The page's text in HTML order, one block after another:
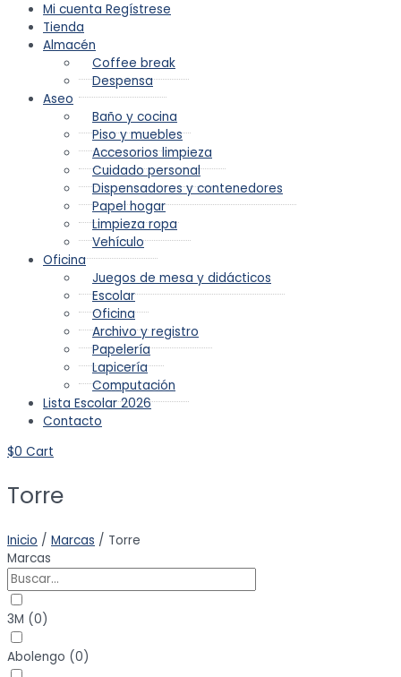
Mi cuenta Regístrese
Tienda
Almacén
Coffee break
Despensa
Aseo
Baño y cocina
Piso y muebles
Accesorios limpieza
Cuidado personal
Dispensadores y contenedores
Papel hogar
Limpieza ropa
Vehículo
Oficina
Juegos de mesa y didácticos
Escolar
Oficina
Archivo y registro
Papelería
Lapicería
Computación
Lista Escolar 2026
Contacto
$0 Cart
Torre
Inicio / Marcas / Torre
Marcas
3M (0)
Abolengo (0)